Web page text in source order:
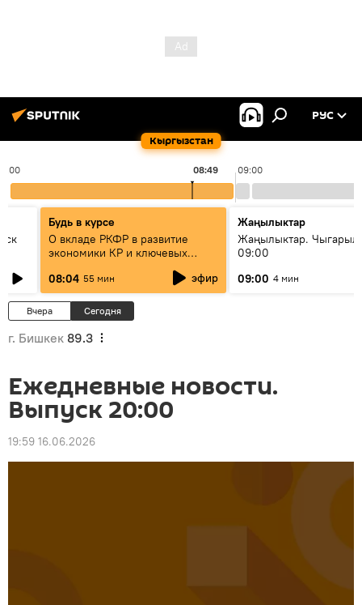
Кыргызстан
РУС
09:00
08:49
Будь в курсе
О вкладе РКФР в развитие
экономики КР и ключевых
08:04 55 мин эфир
Жаңылыктар
Жаңылыктар.
09:00
09:00 4 мин
Вчера Сегодня
г. Бишкек 89.3
Ежедневные новости.
Выпуск 20:00
19:59 16.06.2026